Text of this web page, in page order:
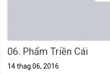
06. Phẩm Triền Cái
14 thag 06, 2016